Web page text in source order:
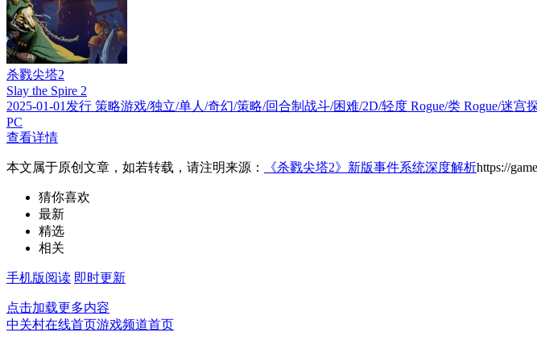
杀戮尖塔2
Slay the Spire 2
2025-01-01发行 策略游戏/独立/单人/奇幻/策略/回合制战斗/困难/2D/轻度 Rogue/类 Rogue/迷
PC
查看详情
本文属于原创文章，如若转载，请注明来源： 《杀戮尖塔2》新版事件系统深度解析https://
猜你喜欢
最新
精选
相关
手机版阅读 即时更新
点击加载更多内容
中关村在线首页游戏频道首页